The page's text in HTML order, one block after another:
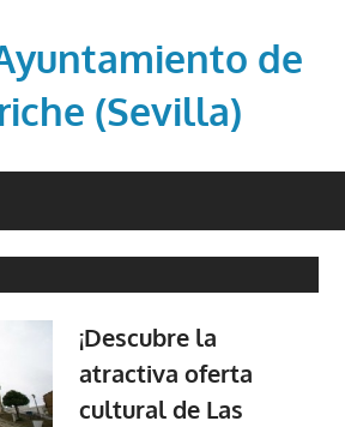
de
(Sevilla)
¡Descubre la
atractiva oferta
cultural de Las